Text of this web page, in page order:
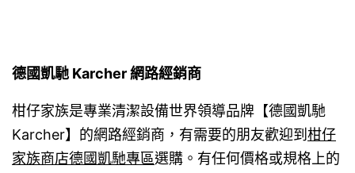
德國凱馳 Karcher 網路經銷商
柑仔家族是專業清潔設備世界領導品牌【德國凱馳
Karcher】的網路經銷商，有需要的朋友歡迎到 柑仔
家族商店德國凱馳專區選購。有任何價格或規格上的